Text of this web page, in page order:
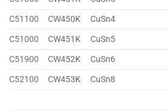
C51100
CW450K CuSn4
C51000
CW451K CuSn5
C51900
CW452K CuSn6
C52100
CW453K CuSn8